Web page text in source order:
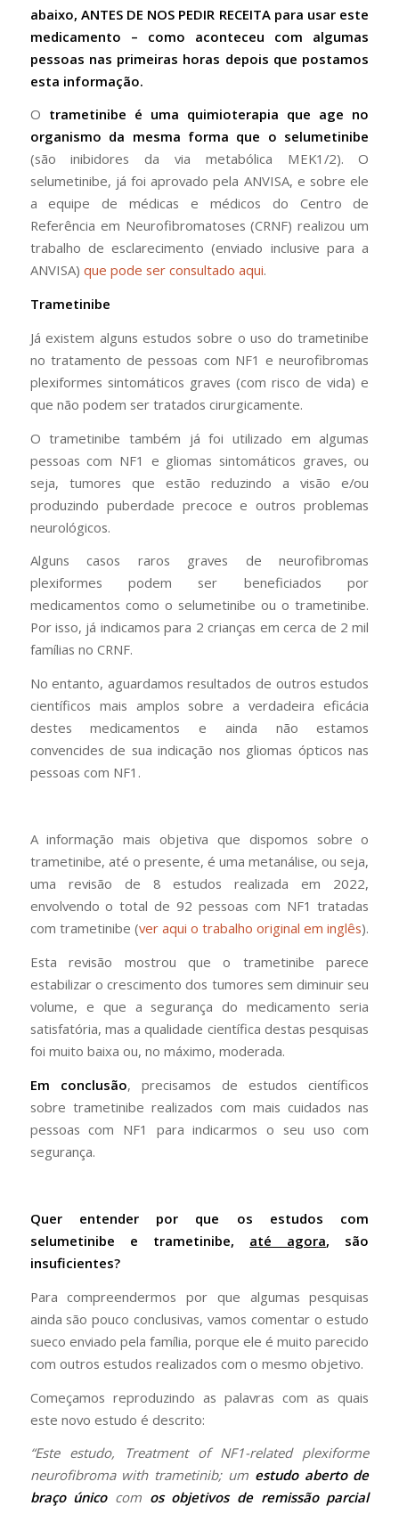
abaixo, ANTES DE NOS PEDIR RECEITA para usar este
medicamento – como aconteceu com algumas
pessoas nas primeiras horas depois que postamos
esta informação.
O trametinibe é uma quimioterapia que age no
organismo da mesma forma que o selumetinibe
(são inibidores da via metabólica MEK1/2). O
selumetinibe, já foi aprovado pela ANVISA, e sobre ele
a equipe de médicas e médicos do Centro de
Referência em Neurofibromatoses (CRNF) realizou um
trabalho de esclarecimento (enviado inclusive para a
ANVISA) que pode ser consultado aqui.
Trametinibe
Já existem alguns estudos sobre o uso do trametinibe
no tratamento de pessoas com NF1 e neurofibromas
plexiformes sintomáticos graves (com risco de vida) e
que não podem ser tratados cirurgicamente.
O trametinibe também já foi utilizado em algumas
pessoas com NF1 e gliomas sintomáticos graves, ou
seja, tumores que estão reduzindo a visão e/ou
produzindo puberdade precoce e outros problemas
neurológicos.
Alguns casos raros graves de neurofibromas
plexiformes podem ser beneficiados por
medicamentos como o selumetinibe ou o trametinibe.
Por isso, já indicamos para 2 crianças em cerca de 2 mil
famílias no CRNF.
No entanto, aguardamos resultados de outros estudos
científicos mais amplos sobre a verdadeira eficácia
destes medicamentos e ainda não estamos
convencides de sua indicação nos gliomas ópticos nas
pessoas com NF1.
A informação mais objetiva que dispomos sobre o
trametinibe, até o presente, é uma metanálise, ou seja,
uma revisão de 8 estudos realizada em 2022,
envolvendo o total de 92 pessoas com NF1 tratadas
com trametinibe (ver aqui o trabalho original em inglês).
Esta revisão mostrou que o trametinibe parece
estabilizar o crescimento dos tumores sem diminuir seu
volume, e que a segurança do medicamento seria
satisfatória, mas a qualidade científica destas pesquisas
foi muito baixa ou, no máximo, moderada.
Em conclusão, precisamos de estudos científicos
sobre trametinibe realizados com mais cuidados nas
pessoas com NF1 para indicarmos o seu uso com
segurança.
Quer entender por que os estudos com
selumetinibe e trametinibe, até agora, são
insuficientes?
Para compreendermos por que algumas pesquisas
ainda são pouco conclusivas, vamos comentar o estudo
sueco enviado pela família, porque ele é muito parecido
com outros estudos realizados com o mesmo objetivo.
Começamos reproduzindo as palavras com as quais
este novo estudo é descrito:
“Este estudo, Treatment of NF1-related plexiforme
neurofibroma with trametinib; um estudo aberto de
braço únicocom os objetivos de remissão parcial